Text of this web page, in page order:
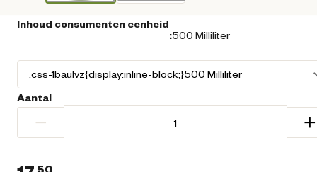
Inhoud consumenten eenheid
:500 Milliliter
Aantal
− +
50